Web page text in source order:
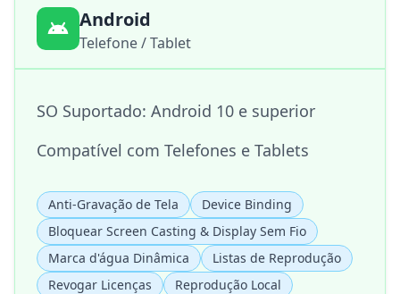
Android
Telefone / Tablet
SO Suportado: Android 10 e superior
Compatível com Telefones e Tablets
Anti-Gravação de Tela
Device Binding
Bloquear Screen Casting & Display Sem Fio
Marca d'água Dinâmica
Listas de Reprodução
Revogar Licenças
Reprodução Local